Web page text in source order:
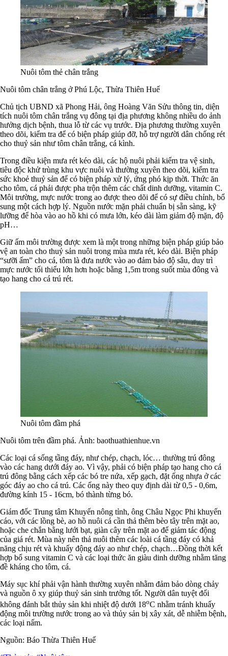
Nuôi tôm thẻ chân trắng
Nuôi tôm chân trắng ở Phú Lộc, Thừa Thiên Huế
Chủ tịch UBND xã Phong Hải, ông Hoàng Văn Sửu thông tin, diện
tích nuôi tôm chân trắng vụ đông tại địa phương không nhiều do ảnh
hưởng dịch bệnh, thua lỗ từ các vụ trước. Địa phương thường xuyên
theo dõi, kiểm tra để có biện pháp giúp đỡ, hỗ trợ người dân chống rét
cho thuỷ sản như tôm chân trắng, cá kình.
Trong điều kiện mưa rét kéo dài, các hộ nuôi phải kiểm tra vệ sinh,
tiêu độc khử trùng khu vực nuôi và thường xuyên theo dõi, kiểm tra
sức khoẻ thuỷ sản để có biện pháp xử lý, ứng phó kịp thời. Thức ăn
cho tôm, cá phải được pha trộn thêm các chất dinh dưỡng, vitamin C.
Môi trường, mực nước trong ao được theo dõi để có sự điều chỉnh, bổ
sung một cách hợp lý. Nguồn nước mặn phải chuẩn bị sẵn sàng, kỹ
lưỡng để hòa vào ao hồ khi có mưa lớn, kéo dài làm giảm độ mặn, độ
pH…
Giữ ấm môi trường được xem là một trong những biện pháp giúp bảo
vệ an toàn cho thuỷ sản nuôi trong mùa mưa rét, kéo dài. Biện pháp
“sưỡi ấm” cho cá, tôm là đưa nước vào ao đảm bảo độ sâu, duy trì
mực nước tối thiểu lớn hơn hoặc bằng 1,5m trong suốt mùa đông và
tạo hang cho cá trú rét.
Nuôi tôm đầm phá
Nuôi tôm trên đầm phá. Ảnh: baothuathienhue.vn
Các loại cá sống tầng đáy, như chép, chạch, lóc… thường trú đông
vào các hang dưới đáy ao. Vì vậy, phải có biện pháp tạo hang cho cá
trú đông bằng cách xếp các bó tre nứa, xếp gạch, đặt ống nhựa ở các
góc đáy ao cho cá trú. Các ống này theo quy định dài từ 0,5 - 0,6m,
đường kính 15 - 16cm, bó thành từng bó.
Giám đốc Trung tâm Khuyến nông tỉnh, ông Châu Ngọc Phi khuyến
cáo, với các lồng bè, ao hồ nuôi cá cần thả thêm bèo tây trên mặt ao,
hoặc che chắn bằng lưới bạt, giàn cây trên mặt ao để giảm tác động
của giá rét. Mùa này nên thả nuôi thêm các loài cá tầng đáy có khả
năng chịu rét và khuấy động đáy ao như chép, chạch…Đồng thời kết
hợp bổ sung vitamin C và các loại thức ăn giàu dinh dưỡng nhằm tăng
đề kháng cho tôm, cá.
Máy sục khí phải vận hành thường xuyên nhằm đảm bảo dòng chảy
và nguồn ô xy giúp thuỷ sản sinh trưởng tốt. Người dân tuyệt đối
không đánh bắt thủy sản khi nhiệt độ dưới 18oC nhằm tránh khuấy
động môi trường nước trong ao và thủy sản bị xây xát, dễ nhiễm bệnh,
các loại nấm.
Nguồn: Báo Thừa Thiên Huế